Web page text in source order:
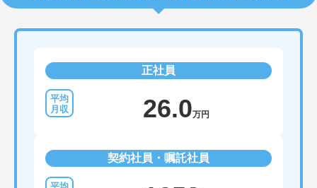
正社員
26.0万円
契約社員・嘱託社員